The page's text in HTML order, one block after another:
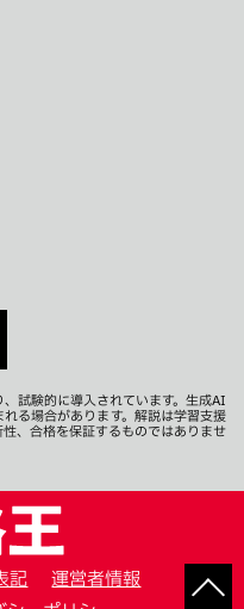
試験的に導入されています。生成AI
る場合があります。解説は学習支援
、合格を保証するものではありませ
記
運営者情報